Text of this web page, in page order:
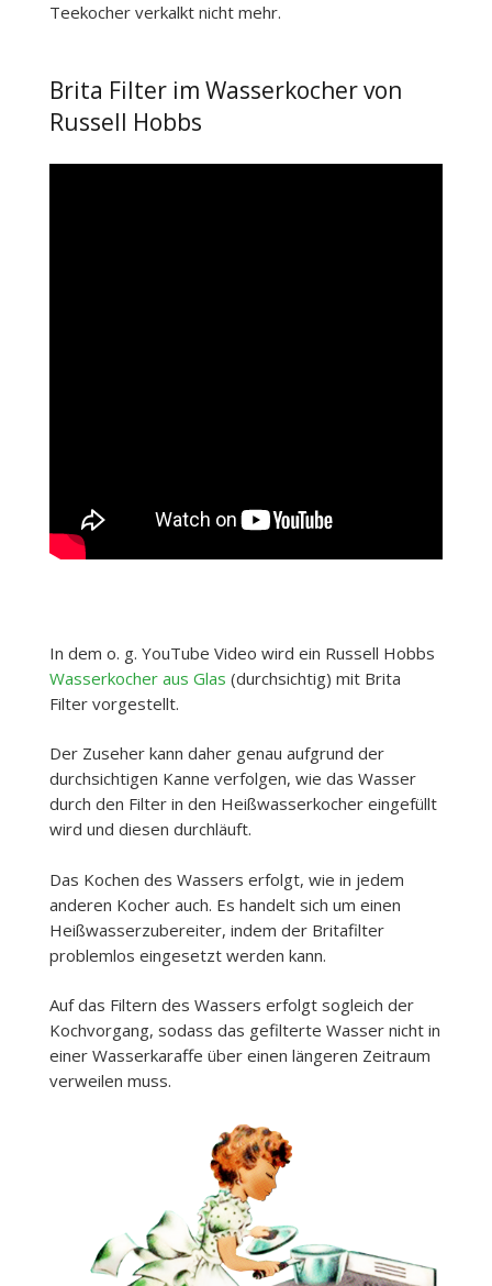
Teekocher verkalkt nicht mehr.
Brita Filter im Wasserkocher von
Russell Hobbs
In dem o. g. YouTube Video wird ein Russell Hobbs
Wasserkocher aus Glas (durchsichtig) mit Brita
Filter vorgestellt.
Der Zuseher kann daher genau aufgrund der
durchsichtigen Kanne verfolgen, wie das Wasser
durch den Filter in den Heißwasserkocher eingefüllt
wird und diesen durchläuft.
Das Kochen des Wassers erfolgt, wie in jedem
anderen Kocher auch. Es handelt sich um einen
Heißwasserzubereiter, indem der Britafilter
problemlos eingesetzt werden kann.
Auf das Filtern des Wassers erfolgt sogleich der
Kochvorgang, sodass das gefilterte Wasser nicht in
einer Wasserkaraffe über einen längeren Zeitraum
verweilen muss.